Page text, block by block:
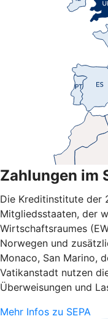
Zahlungen im
Die Kreditinstitute der
Mitgliedsstaaten, der
Wirtschaftsraumes
Norwegen und
Monaco, San Marino,
Vatikanstadt nutzen
Überweisungen und
Mehr Infos zu SEPA